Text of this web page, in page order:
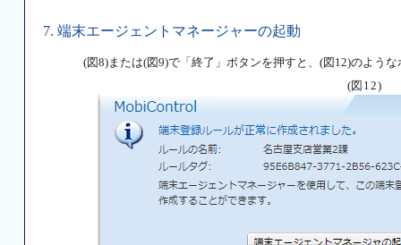
7. 端末エージェントマネージャーの起動
(図8)または(図9)で「終了」ボタンを押すと、(図12)のよう
(図12)